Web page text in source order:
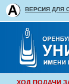
ВЕРСИЯ ДЛЯ
ХОД ПОДАЧИ